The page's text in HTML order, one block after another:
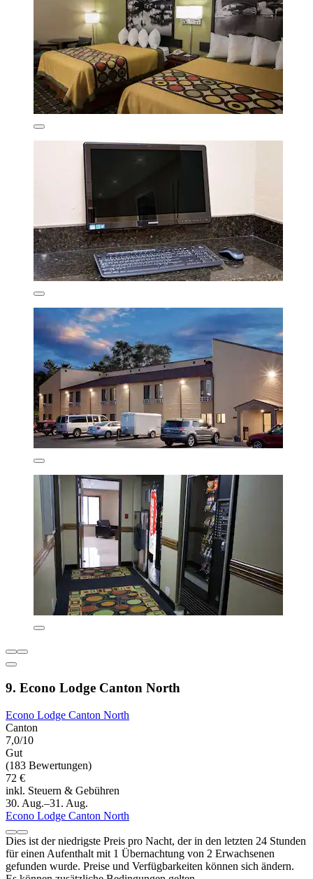
9. Econo Lodge Canton North
Econo Lodge Canton North
Canton
7,0/10
Gut
(183 Bewertungen)
72 €
inkl. Steuern & Gebühren
30. Aug.–31. Aug.
Econo Lodge Canton North
Dies ist der niedrigste Preis pro Nacht, der in den letzten 24 Stunden
für einen Aufenthalt mit 1 Übernachtung von 2 Erwachsenen
gefunden wurde. Preise und Verfügbarkeiten können sich ändern.